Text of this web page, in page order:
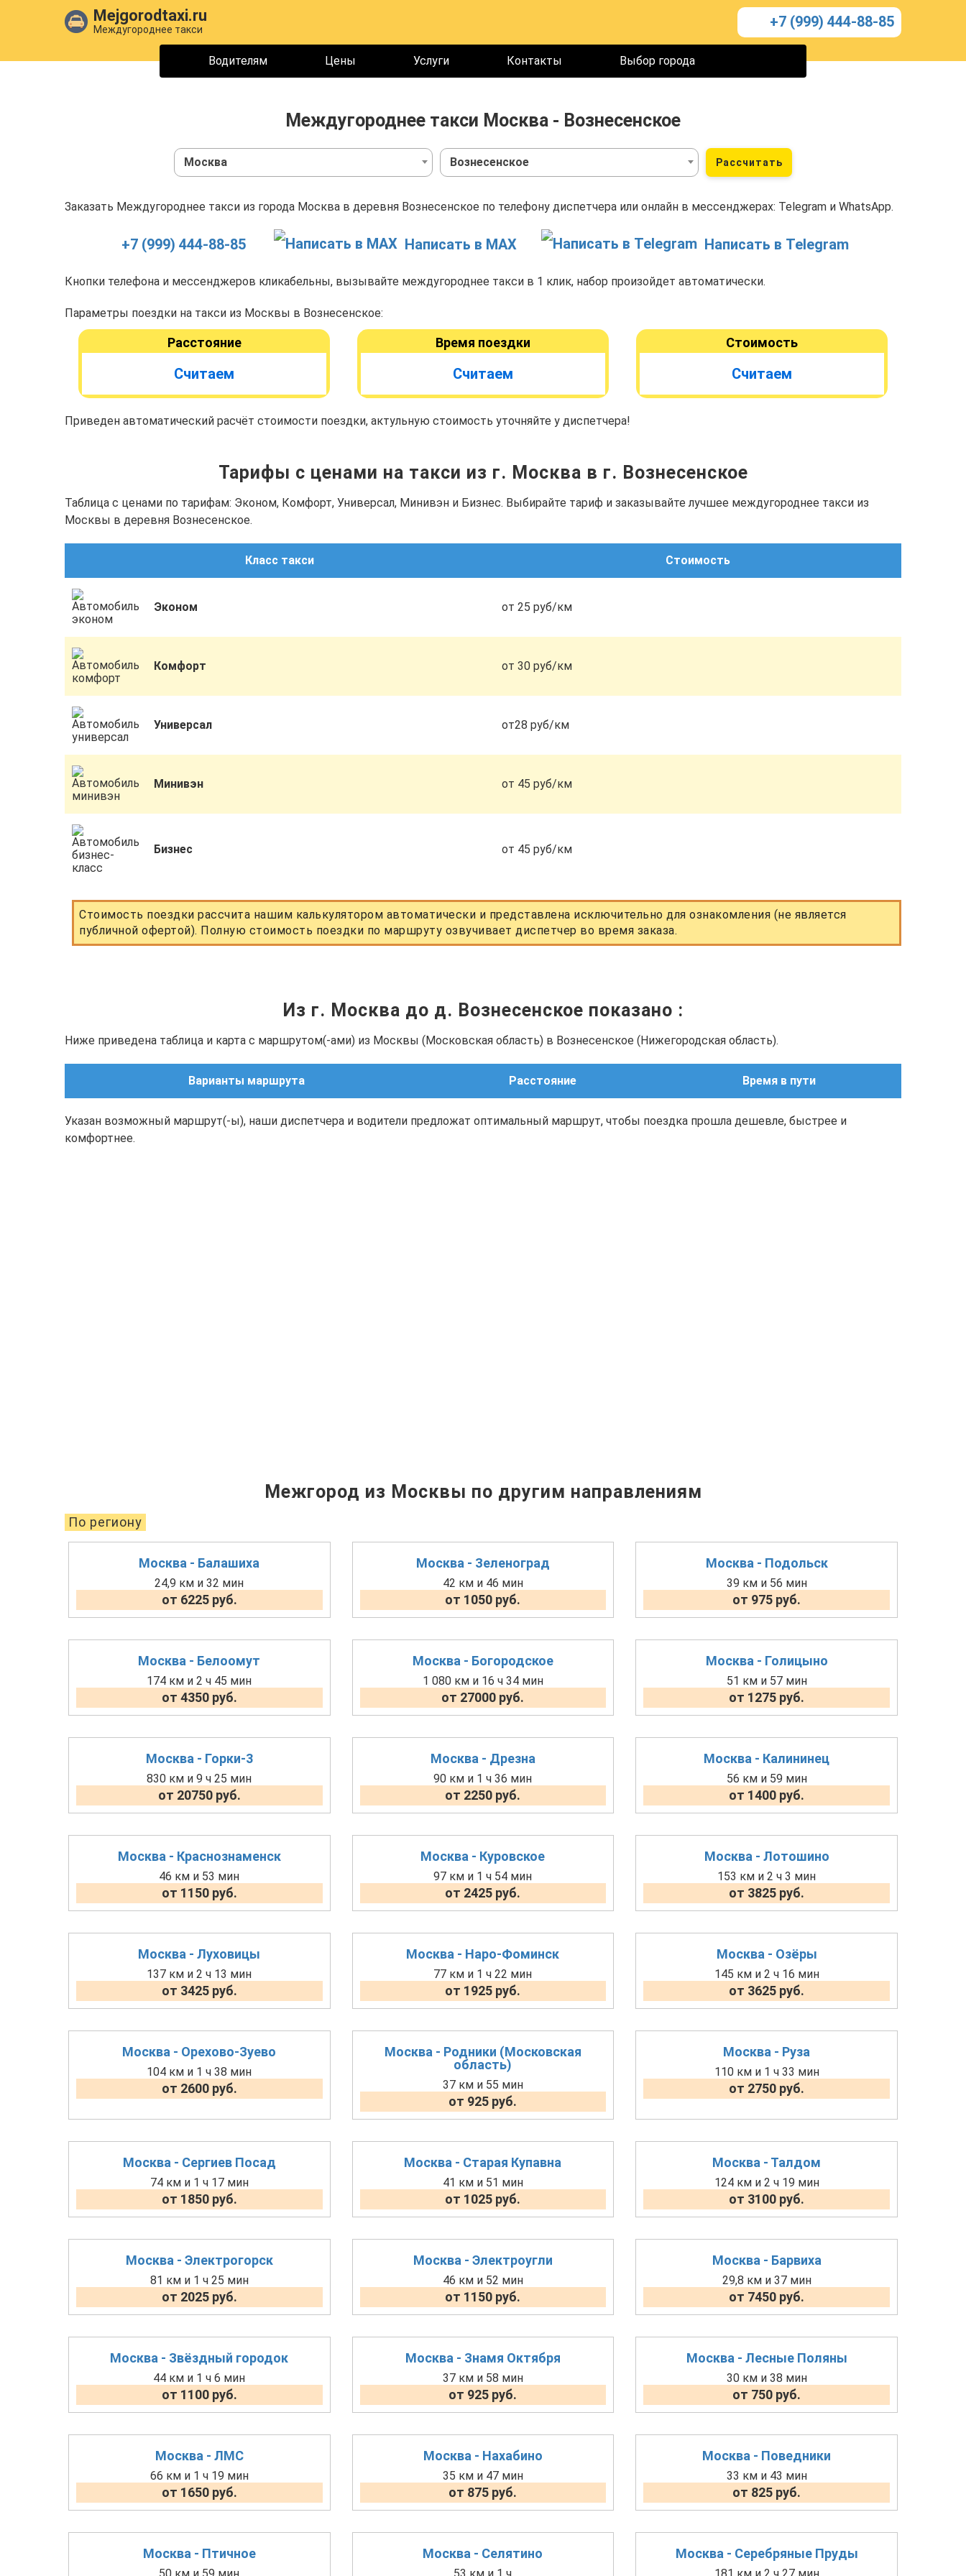
Mejgorodtaxi.ru
Междугороднее такси +7 (999) 444-88-85
Водителям Цены Услуги Контакты Выбор города
Междугороднее такси Москва - Вознесенское
Москва Вознесенское Рассчитать
Заказать Междугороднее такси из города Москва в деревня Вознесенское по телефону диспетчера или онлайн в мессенджерах: Telegram и WhatsApp.
+7 (999) 444-88-85 Написать в MAX Написать в Telegram
Кнопки телефона и мессенджеров кликабельны, вызывайте междугороднее такси в 1 клик, набор произойдет автоматически.
Параметры поездки на такси из Москвы в Вознесенское:
Расстояние
Считаем
Время поездки
Считаем
Стоимость
Считаем
Приведен автоматический расчёт стоимости поездки, актульную стоимость уточняйте у диспетчера!
Тарифы с ценами на такси из г. Москва в г. Вознесенское
Таблица с ценами по тарифам: Эконом, Комфорт, Универсал, Минивэн и Бизнес. Выбирайте тариф и заказывайте лучшее междугороднее такси из
Москвы в деревня Вознесенское.
Класс такси Стоимость
Эконом от 25 руб/км
Комфорт от 30 руб/км
Универсал от28 руб/км
Минивэн от 45 руб/км
Бизнес от 45 руб/км
Стоимость поездки рассчита нашим калькулятором автоматически и представлена исключительно для ознакомления (не является
публичной офертой). Полную стоимость поездки по маршруту озвучивает диспетчер во время заказа.
Из г. Москва до д. Вознесенское показано :
Ниже приведена таблица и карта с маршрутом(-ами) из Москвы (Московская область) в Вознесенское (Нижегородская область).
Варианты маршрута Расстояние Время в пути
Указан возможный маршрут(-ы), наши диспетчера и водители предложат оптимальный маршрут, чтобы поездка прошла дешевле, быстрее и
комфортнее.
Межгород из Москвы по другим направлениям
По региону
Москва - Балашиха
24,9 км и 32 мин
от 6225 руб.
Москва - Зеленоград
42 км и 46 мин
от 1050 руб.
Москва - Подольск
39 км и 56 мин
от 975 руб.
Москва - Белоомут
174 км и 2 ч 45 мин
от 4350 руб.
Москва - Богородское
1 080 км и 16 ч 34 мин
от 27000 руб.
Москва - Голицыно
51 км и 57 мин
от 1275 руб.
Москва - Горки-3
830 км и 9 ч 25 мин
от 20750 руб.
Москва - Дрезна
90 км и 1 ч 36 мин
от 2250 руб.
Москва - Калининец
56 км и 59 мин
от 1400 руб.
Москва - Краснознаменск
46 км и 53 мин
от 1150 руб.
Москва - Куровское
97 км и 1 ч 54 мин
от 2425 руб.
Москва - Лотошино
153 км и 2 ч 3 мин
от 3825 руб.
Москва - Луховицы
137 км и 2 ч 13 мин
от 3425 руб.
Москва - Наро-Фоминск
77 км и 1 ч 22 мин
от 1925 руб.
Москва - Озёры
145 км и 2 ч 16 мин
от 3625 руб.
Москва - Орехово-Зуево
104 км и 1 ч 38 мин
от 2600 руб.
Москва - Родники (Московская
область)
37 км и 55 мин
от 925 руб.
Москва - Руза
110 км и 1 ч 33 мин
от 2750 руб.
Москва - Сергиев Посад
74 км и 1 ч 17 мин
от 1850 руб.
Москва - Старая Купавна
41 км и 51 мин
от 1025 руб.
Москва - Талдом
124 км и 2 ч 19 мин
от 3100 руб.
Москва - Электрогорск
81 км и 1 ч 25 мин
от 2025 руб.
Москва - Электроугли
46 км и 52 мин
от 1150 руб.
Москва - Барвиха
29,8 км и 37 мин
от 7450 руб.
Москва - Звёздный городок
44 км и 1 ч 6 мин
от 1100 руб.
Москва - Знамя Октября
37 км и 58 мин
от 925 руб.
Москва - Лесные Поляны
30 км и 38 мин
от 750 руб.
Москва - ЛМС
66 км и 1 ч 19 мин
от 1650 руб.
Москва - Нахабино
35 км и 47 мин
от 875 руб.
Москва - Поведники
33 км и 43 мин
от 825 руб.
Москва - Птичное Москва - Селятино Москва - Серебряные Пруды